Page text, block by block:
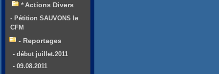
* Actions Divers
- Pétition SAUVONS le
CFM
- Reportages
- début juillet.2011
- 09.08.2011